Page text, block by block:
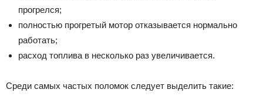
прогрелся;
полностью прогретый мотор отказывается нормально
работать;
расход топлива в несколько раз увеличивается.
Среди самых частых поломок следует выделить такие: